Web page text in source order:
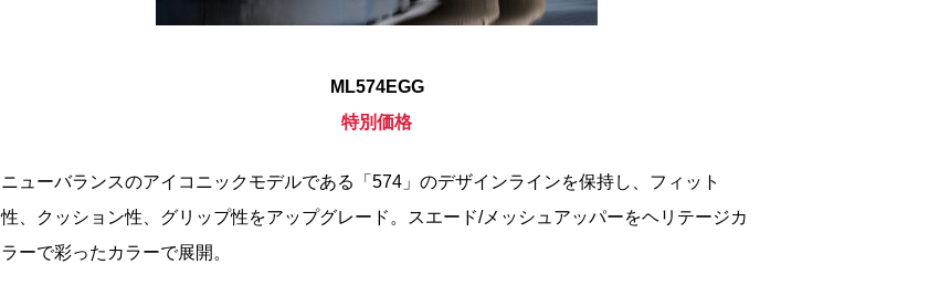
ML574EGG
特別価格
ニューバランスのアイコニックモデルである「574」のデザインラインを保持し、フィット
性、クッション性、グリップ性をアップグレード。スエード/メッシュアッパーをヘリテージカ
ラーで彩ったカラーで展開。